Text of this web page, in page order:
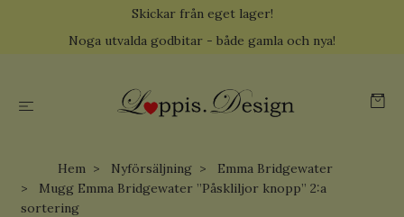
Skickar från eget lager!
Noga utvalda godbitar - både gamla och nya!
Hem Nyförsäljning
Emma Bridgewater
Mugg Emma Bridgewater ”Påskliljor knopp” 2:a
sortering